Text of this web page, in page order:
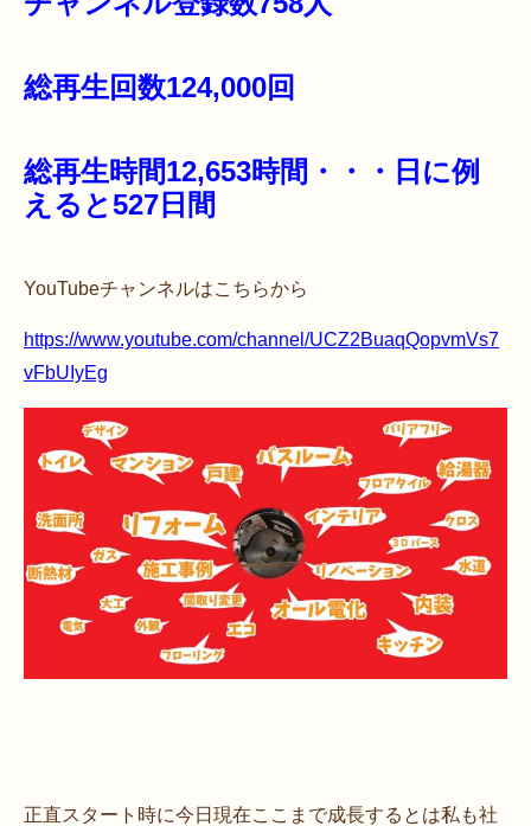
総再生回数124,000回
総再生時間12,653時間・・・日に例
えると527日間
YouTubeチャンネルはこちらから
https://www.youtube.com/channel/UCZ2BuaqQopvmVs7
vFbUIyEg
正直スタート時に今日現在ここまで成長するとは私も社